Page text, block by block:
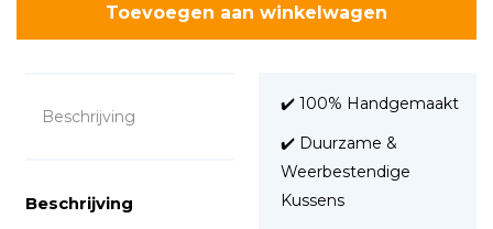
Toevoegen aan winkelwagen
Beschrijving
Beschrijving
✔️ 100% Handgemaakt
✔️ Duurzame &
Weerbestendige
Kussens